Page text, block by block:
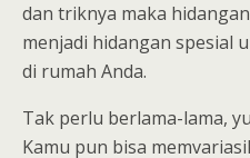
dan triknya maka
menjadi hidangan spesial
di rumah Anda.
Tak perlu berlama-lama,
Kamu pun bisa